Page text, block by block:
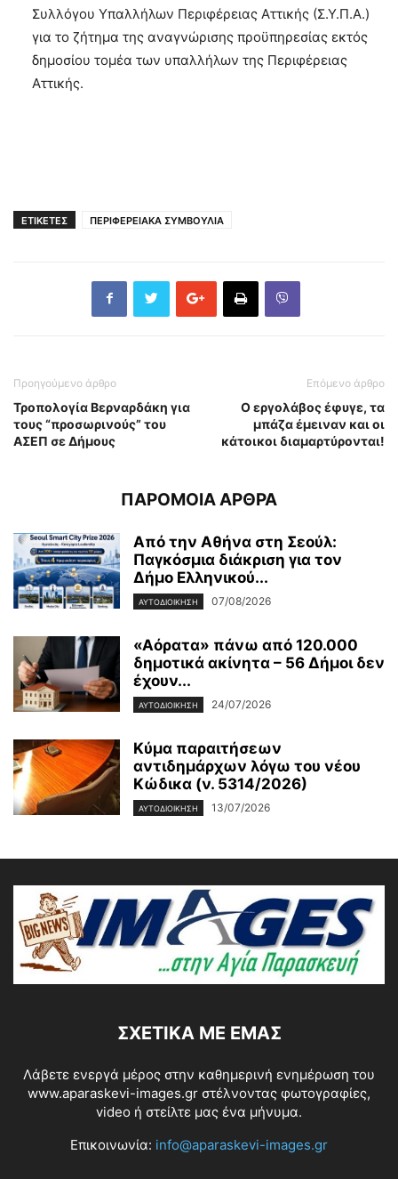
Συλλόγου Υπαλλήλων Περιφέρειας Αττικής (Σ.Υ.Π.Α.)
για το ζήτημα της αναγνώρισης προϋπηρεσίας εκτός
δημοσίου τομέα των υπαλλήλων της Περιφέρειας
Αττικής.
ΕΤΙΚΕΤΕΣ ΠΕΡΙΦΕΡΕΙΑΚΑ ΣΥΜΒΟΥΛΙΑ
Προηγούμενο άρθρο
Τροπολογία Βερναρδάκη για
τους “προσωρινούς” του
ΑΣΕΠ σε Δήμους
Επόμενο άρθρο
Ο εργολάβος έφυγε, τα
μπάζα έμειναν και οι
κάτοικοι διαμαρτύρονται!
ΠΑΡΟΜΟΙΑ ΑΡΘΡΑ
Από την Αθήνα στη Σεούλ:
Παγκόσμια διάκριση για τον
Δήμο Ελληνικού...
ΑΥΤΟΔΙΟΙΚΗΣΗ 07/08/2026
«Αόρατα» πάνω από 120.000
δημοτικά ακίνητα – 56 Δήμοι δεν
έχουν...
ΑΥΤΟΔΙΟΙΚΗΣΗ 24/07/2026
Κύμα παραιτήσεων
αντιδημάρχων λόγω του νέου
Κώδικα (ν. 5314/2026)
ΑΥΤΟΔΙΟΙΚΗΣΗ 13/07/2026
ΣΧΕΤΙΚΆ ΜΕ ΕΜΆΣ
Λάβετε ενεργά μέρος στην καθημερινή ενημέρωση του
www.aparaskevi-images.gr στέλνοντας φωτογραφίες,
video ή στείλτε μας ένα μήνυμα.
Επικοινωνία: info@aparaskevi-images.gr